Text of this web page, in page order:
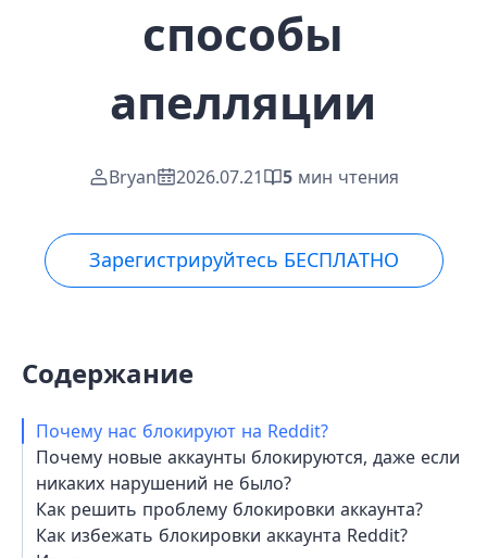
способы
апелляции
Bryan 2026.07.21 5 мин чтения
Зарегистрируйтесь БЕСПЛАТНО
Содержание
Почему нас блокируют на Reddit?
Почему новые аккаунты блокируются, даже если
никаких нарушений не было?
Как решить проблему блокировки аккаунта?
Как избежать блокировки аккаунта Reddit?